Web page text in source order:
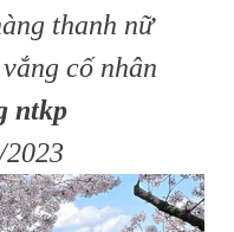
thanh nữ
cố nhân
ntkp
2023